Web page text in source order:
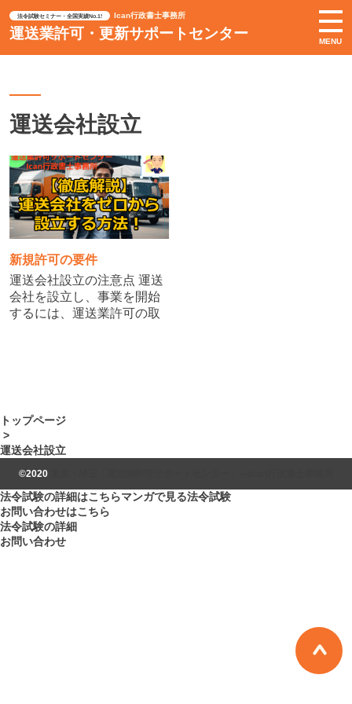
法令試験セミナー・全国実績No.1! Ican行政書士事務所
運送業許可・更新サポートセンター MENU
運送会社設立
新規許可の要件
運送会社設立の注意点 運送
会社を設立し、事業を開始
するには、運送業許可の取
運送会社を設立する際に押
さ […]
トップページ
>
運送会社設立
©2020
法令試験の詳細はこちらマンガで見る法令試験
お問い合わせはこちら
法令試験の詳細
お問い合わせ